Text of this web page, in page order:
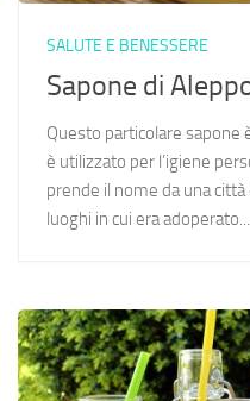
SALUTE E BENESSERE
Sapone di
Questo particolare sapone
è utilizzato per l’igiene
prende il nome da una città
luoghi in cui era adoperato...